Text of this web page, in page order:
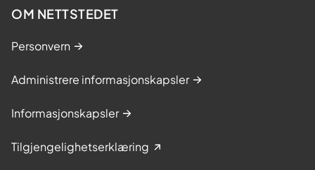
OM NETTSTEDET
Personvern
Administrere informasjonskapsler
Informasjonskapsler
Tilgjengelighetserklæring